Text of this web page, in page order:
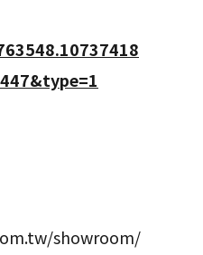
showroom/